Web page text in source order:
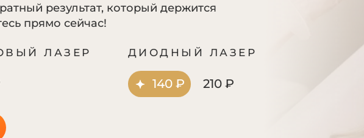
результат, который держится
прямо сейчас!
ЛАЗЕР ДИОДНЫЙ ЛАЗЕР
140 ₽ 210 ₽